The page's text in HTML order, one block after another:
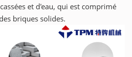
et d'eau, qui est comprimé
briques solides.